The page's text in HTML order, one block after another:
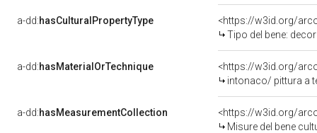
a-dd:hasCulturalPropertyType
<https://w3id.org/
Tipo del bene:
a-dd:hasMaterialOrTechnique
<https://w3id.org/
intonaco/ pittura a
a-dd:hasMeasurementCollection
<https://w3id.org/
Misure del bene